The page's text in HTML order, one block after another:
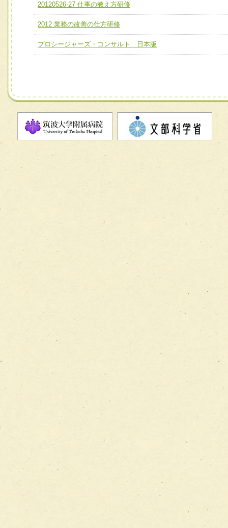
ユニット２ チーム医療構成力
ユニット３ 多職種連携力
他職種の視点とスキルを学び、相互理解と連携を深める
宅患者等支援チーム】
チーム03【癌患者服薬サポートチーム】
チーム04【口腔ケアチーム】
チーム07【病院職員に対する院内感染対策教育チーム】
チーム08【地域関係機関と連携した小児リハビリテーショ
チーム】
チーム10【包括的リハビリテーションコンサルテーション
チーム12【こどもの食育支援チーム】
20120526-27 仕事の教え方研修
2012 業務の改善の仕方研修
プロシージャーズ・コンサルト 日本版